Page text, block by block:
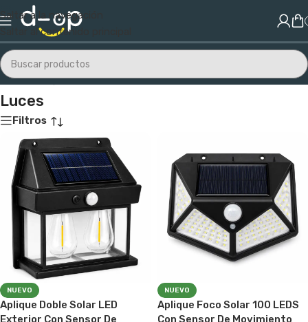
Saltar a la navegación
Saltar al contenido principal
Inicio/Energías Renovables/Luces
Luces
Filtros
NUEVO
Aplique Doble Solar LED
Exterior Con Sensor De
NUEVO
Aplique Foco Solar 100 LEDS
Con Sensor De Movimiento